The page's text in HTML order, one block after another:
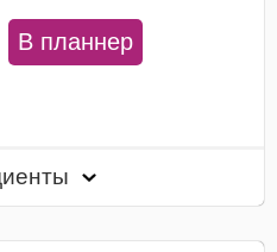
В планнер